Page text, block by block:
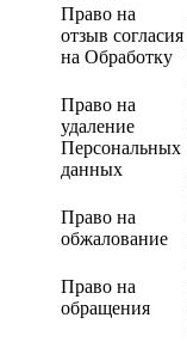
Право на
отзыв согласия
на Обработку
Право на
удаление
Персональных
данных
Право на
обжалование
Право на
обращения